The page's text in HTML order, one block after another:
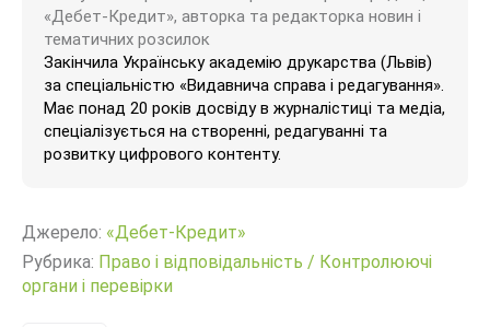
«Дебет-Кредит», авторка та редакторка новин і
тематичних розсилок
Закінчила Українську академію друкарства (Львів)
за спеціальністю «Видавнича справа і редагування».
Має понад 20 років досвіду в журналістиці та медіа,
спеціалізується на створенні, редагуванні та
розвитку цифрового контенту.
Джерело: «Дебет-Кредит»
Рубрика: Право і відповідальність / Контролюючі
органи і перевірки